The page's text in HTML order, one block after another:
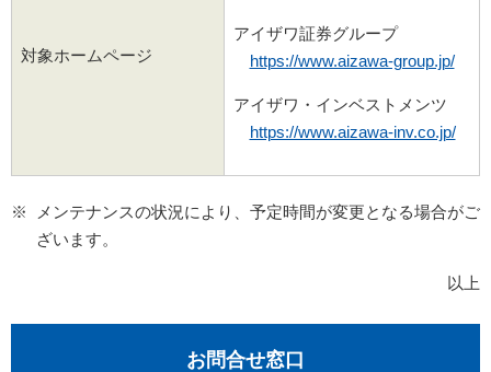
対象ホームページ
アイザワ証券グループ
https://www.aizawa-group.jp/
アイザワ・インベストメンツ
https://www.aizawa-inv.co.jp/
メンテナンスの状況により、予定時間が変更となる場合がご
ざいます。
以上
お問合せ窓口